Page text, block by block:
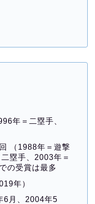
年＝二塁手、
（1988年＝遊撃
塁手、2003年＝
の受賞は最多
年）
6月、2004年5